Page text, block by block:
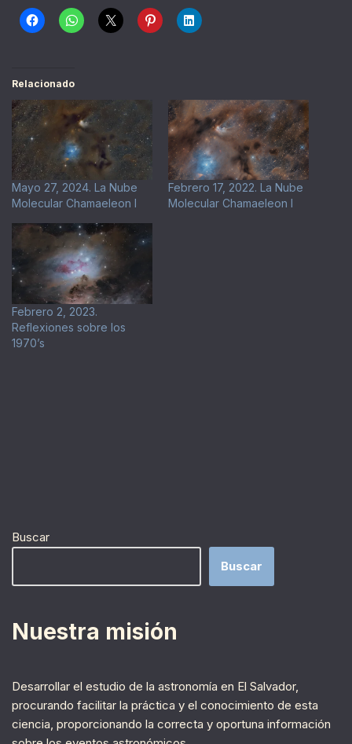
Relacionado
Mayo 27, 2024. La Nube
Molecular Chamaeleon I
Febrero 17, 2022. La Nube
Molecular Chamaeleon I
Febrero 2, 2023.
Reflexiones sobre los
1970’s
Buscar
Buscar
Nuestra misión
Desarrollar el estudio de la astronomía en El Salvador,
procurando facilitar la práctica y el conocimiento de esta
ciencia, proporcionando la correcta y oportuna información